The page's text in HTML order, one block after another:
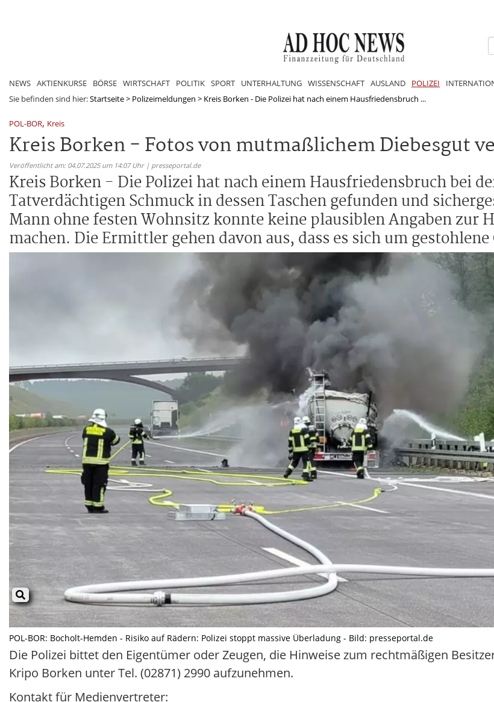
NEWS AKTIENKURSE BÖRSE WIRTSCHAFT POLITIK SPORT UNTERHALTUNG WISSENSCHAFT AUSLAND POLIZEI
Sie befinden sind hier:Startseite> Polizeimeldungen > Kreis Borken - Die Polizei hat nach einem Hausfriedensbruch ...
POL-BOR, Kreis
Kreis Borken - Fotos von mutmaßlichem Diebesgut
Veröffentlicht am: 04.07.2025 um 14:07 Uhr | presseportal.de
Kreis Borken - Die Polizei hat nach einem Hausfriedensbruch bei
Tatverdächtigen Schmuck in dessen Taschen gefunden und
Mann ohne festen Wohnsitz konnte keine plausiblen Angaben zur
machen. Die Ermittler gehen davon aus, dass es sich um
POL-BOR: Bocholt-Hemden - Risiko auf Rädern: Polizei stoppt massive Überladung - Bild: presseportal.de
Die Polizei bittet den Eigentümer oder Zeugen, die Hinweise zum rechtmäßigen
Kripo Borken unter Tel. (02871) 2990 aufzunehmen.
Kontakt für Medienvertreter: